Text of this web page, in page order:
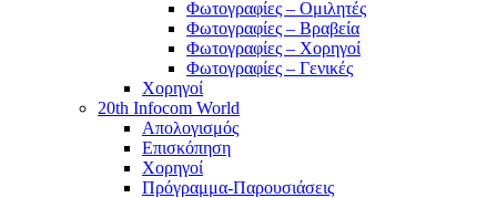
Φωτογραφίες – Ομιλητές
Φωτογραφίες – Βραβεία
Φωτογραφίες – Χορηγοί
Φωτογραφίες – Γενικές
Χορηγοί
20th Infocom World
Απολογισμός
Επισκόπηση
Χορηγοί
Πρόγραμμα-Παρουσιάσεις